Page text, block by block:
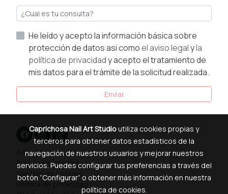
He leído y acepto la información básica sobre
protección de datos asi comoel aviso legalyla
política de privacidady acepto el tratamiento de
mis datos para el trámite de la solicitud realizada.
Enviar
Aviso legal
Política de cookies
Gestión de cookies
Política de privacidad
Caprichosa Nail Art Studioutiliza cookies propias y
terceros para obtener datos estadísticos de la
navegación de nuestros usuarios y mejorar nuestros
servicios. Puedes configurar tus preferencias a través del
botón “Configurar” o obtener más información en nuestra
política de cookies.